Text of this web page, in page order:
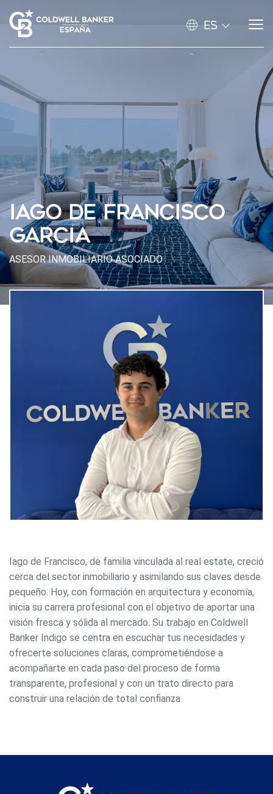
ES
IAGO DE FRANCISCO
GARCÍA
ASESOR INMOBILIARIO ASOCIADO
Iago de Francisco, de familia vinculada al real estate, creció
cerca del sector inmobiliario y asimilando sus claves desde
pequeño. Hoy, con formación en arquitectura y economía,
inicia su carrera profesional con el objetivo de aportar una
visión fresca y sólida al mercado. Su trabajo en Coldwell
Banker Indigo se centra en escuchar tus necesidades y
ofrecerte soluciones claras, comprometiéndose a
acompañarte en cada paso del proceso de forma
transparente, profesional y con un trato directo para
construir una relación de total confianza.
Modificar cookies
Técnicas y funcionales
Siempre activas
Este sitio web utiliza Cookies propias para recopilar
información con la finalidad de mejorar nuestros servicios.
Si continua navegando, supone la aceptación de la
instalación de las mismas. El usuario tiene la posibilidad
de configurar su navegador pudiendo, si así lo desea,
impedir que sean instaladas en su disco duro, aunque
deberá tener en cuenta que dicha acción podrá ocasionar
dificultades de navegación de la página web.
comportamiento de los usuarios de este sitio web. La
elaboración de perfiles de navegación de los usuarios con